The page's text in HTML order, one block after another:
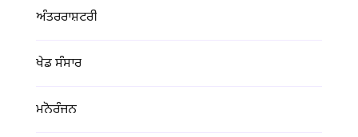
ਅੰਤਰਰਾਸ਼ਟਰੀ
ਖੇਡ ਸੰਸਾਰ
ਮਨੋਰੰਜਨ